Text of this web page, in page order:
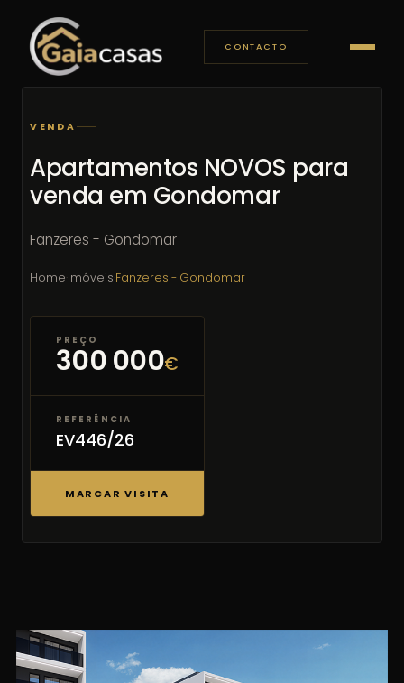
CONTACTO
VENDA
Apartamentos NOVOS para
venda em Gondomar
Fanzeres - Gondomar
Home·Imóveis·Fanzeres - Gondomar
PREÇO
300 000€
REFERÊNCIA
EV446/26
MARCAR VISITA